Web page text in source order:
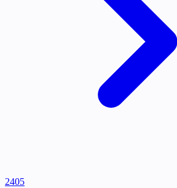
2405